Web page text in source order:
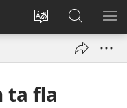
Troka
Entra
(abri
Faze
piskiza
na
ta fla